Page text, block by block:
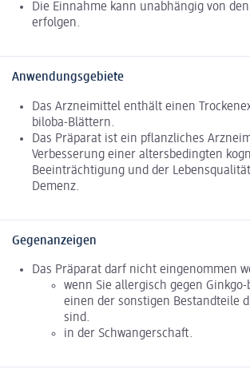
Die Einnahme kann unabhängig von
erfolgen.
Anwendungsgebiete
Das Arzneimittel enthält einen
biloba-Blättern.
Das Präparat ist ein pflanzliches
Verbesserung einer altersbedingten
Beeinträchtigung und der
Demenz.
Gegenanzeigen
Das Präparat darf nicht eingenommen
wenn Sie allergisch gegen
einen der sonstigen Bestandteile
sind.
in der Schwangerschaft.